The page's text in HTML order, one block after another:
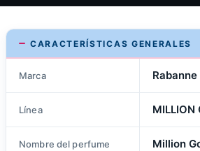
CARACTERÍSTICAS GENERALES
Marca Rabanne
Línea MILLION
Nombre del perfume
Million